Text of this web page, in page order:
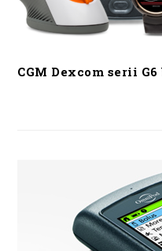
CGM Dexcom serii